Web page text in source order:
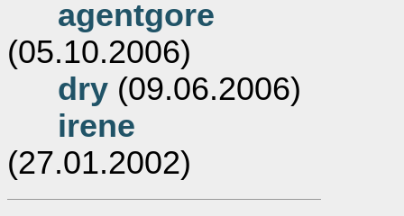
agentgore
(05.10.2006)
dry (09.06.2006)
irene
(27.01.2002)